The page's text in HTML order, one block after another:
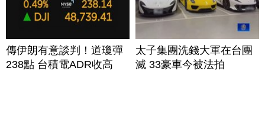
傳伊朗有意談判！道瓊彈
238點 台積電ADR收高
太子集團洗錢大軍在台團
滅 33豪車今被法拍